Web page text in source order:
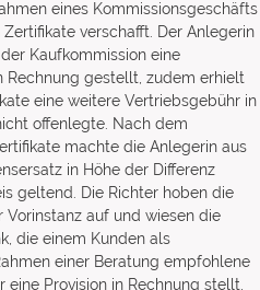
eines Kommissionsgeschäfts
verschafft. Der Anlegerin
Kaufkommission eine
Rechnung gestellt, zudem erhielt
eine weitere Vertriebsgebühr in
offenlegte. Nach dem
machte die Anlegerin aus
in Höhe der Differenz
geltend. Die Richter hoben die
auf und wiesen die
die einem Kunden als
einer Beratung empfohlene
Provision in Rechnung stellt,